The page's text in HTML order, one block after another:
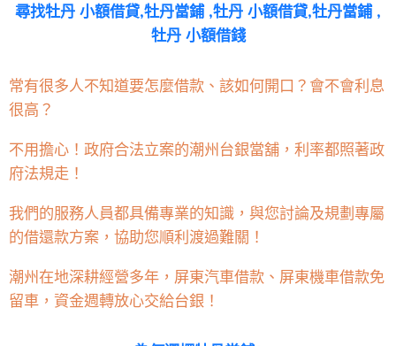
尋找牡丹 小額借貸,牡丹當鋪 ,牡丹 小額借貸,牡丹當鋪 ,
牡丹 小額借錢
常有很多人不知道要怎麼借款、該如何開口？會不會利息
很高？
不用擔心！政府合法立案的潮州台銀當舖，利率都照著政
府法規走！
我們的服務人員都具備專業的知識，與您討論及規劃專屬
的借還款方案，協助您順利渡過難關！
潮州在地深耕經營多年，屏東汽車借款、屏東機車借款免
留車，資金週轉放心交給台銀！